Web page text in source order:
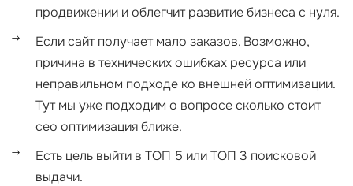
продвижении и облегчит развитие бизнеса с нуля.
Если сайт получает мало заказов. Возможно,
причина в технических ошибках ресурса или
неправильном подходе ко внешней оптимизации.
Тут мы уже подходим о вопросе сколько стоит
сео оптимизация ближе.
Есть цель выйти в ТОП 5 или ТОП 3 поисковой
выдачи.